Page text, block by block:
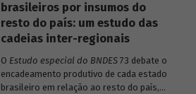
brasileiros por insumos do
resto do país: um estudo das
cadeias inter-regionais
O Estudo especial do BNDES73 debate o
encadeamento produtivo de cada estado
brasileiro em relação ao resto do país,